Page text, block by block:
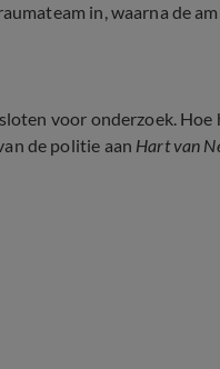
in, waarna de
voor onderzoek.
de politie aan Hart van